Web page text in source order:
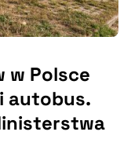
w Polsce
autobus.